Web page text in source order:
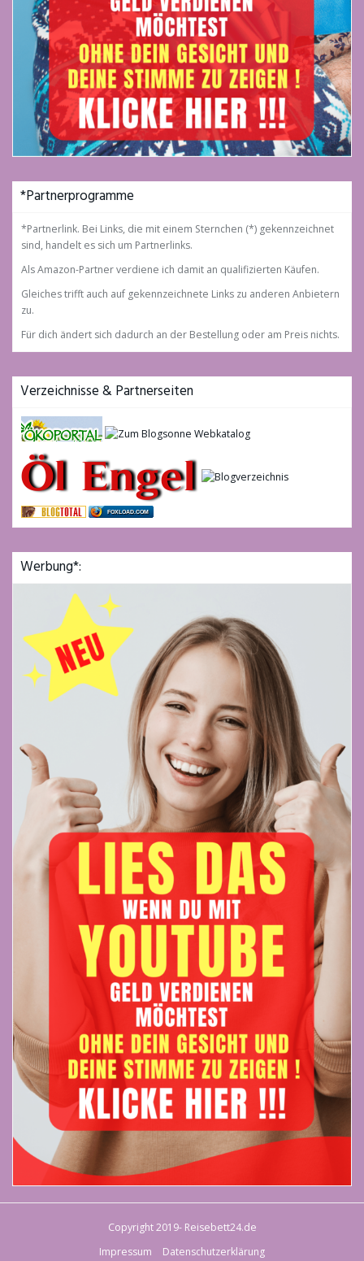
*Partnerprogramme
*Partnerlink. Bei Links, die mit einem Sternchen (*) gekennzeichnet
sind, handelt es sich um Partnerlinks.
Als Amazon-Partner verdiene ich damit an qualifizierten Käufen.
Gleiches trifft auch auf gekennzeichnete Links zu anderen Anbietern
zu.
Für dich ändert sich dadurch an der Bestellung oder am Preis nichts.
Verzeichnisse & Partnerseiten
FOXLOAD.COM
Werbung*:
Copyright 2019- Reisebett24.de
Impressum
Datenschutzerklärung